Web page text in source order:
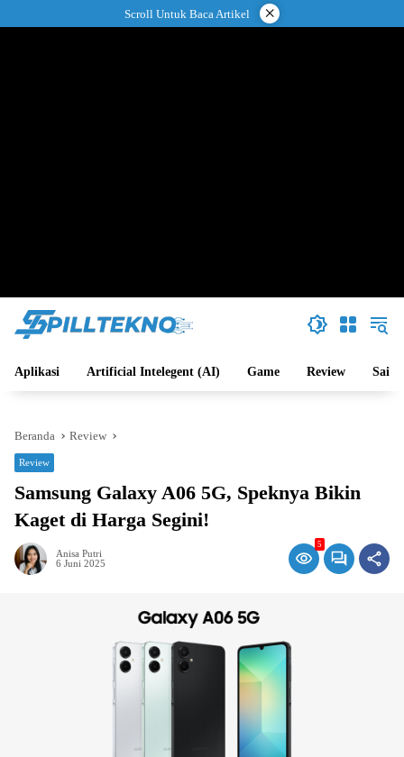
ke
Scroll Untuk Baca Artikel ×
Aplikasi Artificial Intelegent (AI) Game Review Sains
Beranda Review
Review
Samsung Galaxy A06 5G, Speknya Bikin
Kaget di Harga Segini!
Anisa Putri
6 Juni 2025
5